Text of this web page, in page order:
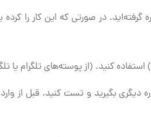
در صورتی که این کار را
کنید. (از پوسته‌های تلگرام یا
دیگری بگیرید و تست کنید. قبل از